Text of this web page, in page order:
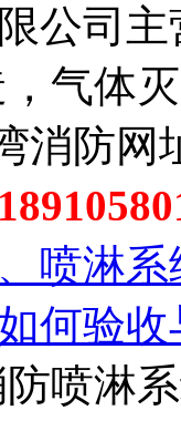
公司
气体
消防网
喷淋
何验
喷淋